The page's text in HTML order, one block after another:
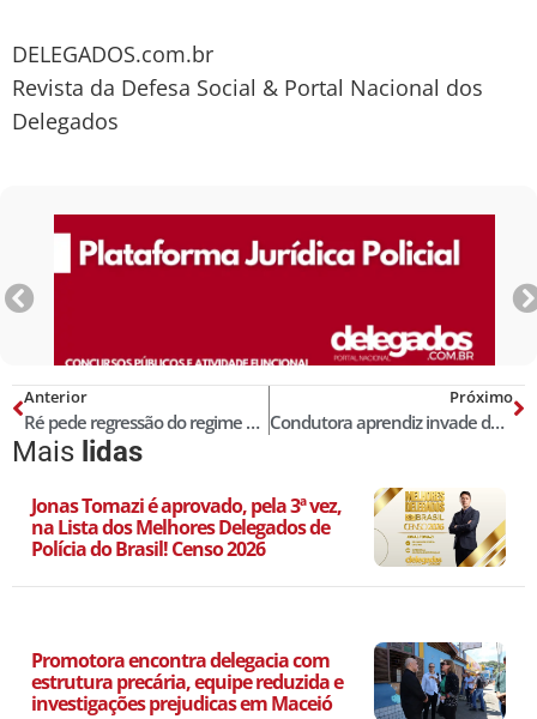
DELEGADOS.com.br
Revista da Defesa Social & Portal Nacional dos
Delegados
Anterior
Ré pede regressão do regime prisional para estudar
Próximo
Condutora aprendiz invade delegacia com carro
Mais lidas
Jonas Tomazi é aprovado, pela 3ª vez,
na Lista dos Melhores Delegados de
Polícia do Brasil! Censo 2026
Promotora encontra delegacia com
estrutura precária, equipe reduzida e
investigações prejudicas em Maceió